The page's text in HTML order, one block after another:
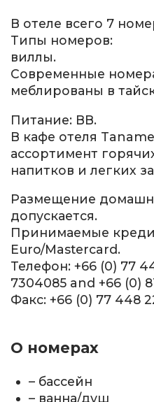
В отеле всего 7
Типы номеров:
виллы.
Современные
меблированы в
Питание: ВВ.
В кафе отеля
ассортимент
напитков и легких
Размещение
допускается.
Принимаемые
Euro/Mastercard.
Телефон: +66 (0) 77
7304085 and +66 (0)
Факс: +66 (0) 77 448
О номерах
– бассейн
– ванна/душ